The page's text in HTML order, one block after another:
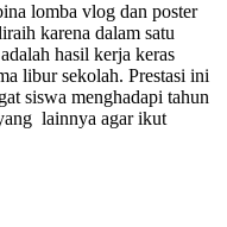
lomba vlog dan poster
karena dalam satu
hasil kerja keras
libur sekolah. Prestasi ini
siswa menghadapi tahun
lainnya agar ikut